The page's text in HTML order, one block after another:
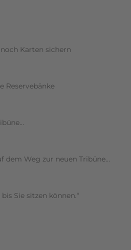
Karten sichern
Reservebänke
dem Weg zur neuen Tribüne…
Sie sitzen können.“